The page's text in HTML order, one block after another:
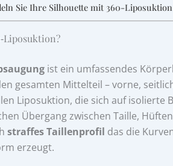
Sie Ihre Silhouette mit 360-
ist ein umfassendes
gesamten Mittelteil – vorne,
Liposuktion, die sich auf isolierte
Übergang zwischen Taille,
straffes Taillenprofil das die
erzeugt.